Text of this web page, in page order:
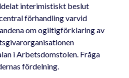
interimistiskt beslut
förhandling varvid
om ogiltigförklaring av
i Arbetsdomstolen. Fråga
fördelning.